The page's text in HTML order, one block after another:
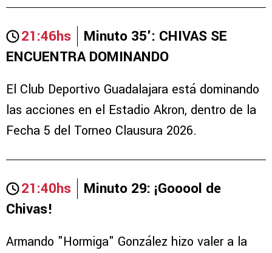
21:46hs
Minuto 35': CHIVAS SE
ENCUENTRA DOMINANDO
El Club Deportivo Guadalajara está dominando
las acciones en el Estadio Akron, dentro de la
Fecha 5 del Torneo Clausura 2026.
21:40hs
Minuto 29: ¡Gooool de
Chivas!
Armando "Hormiga" González hizo valer a la